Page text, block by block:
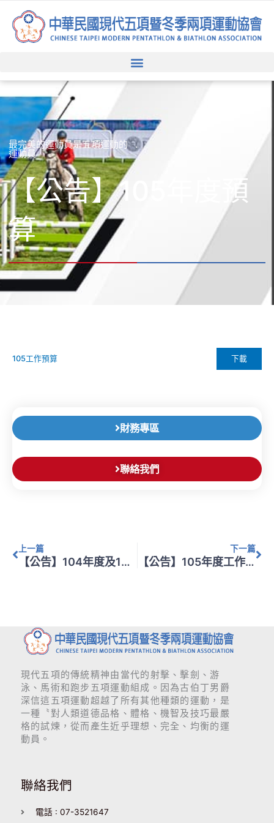
最完美的運動員是五項運動的
運動員
【公告】105年度預
算
105工作預算 下載
財務專區
聯絡我們
上一篇
【公告】104年度及105年度財務報告
下一篇
【公告】105年度工作計畫經費表
現代五項的傳統精神由當代的射擊、擊劍、游
泳、馬術和跑步五項運動組成。因為古伯丁男爵
深信這五項運動超越了所有其他種類的運動，是
一種〝對人類道德品格、體格、機智及技巧最嚴
格的試煉，從而產生近乎理想、完全、均衡的運
動員。
聯絡我們
電話 : 07-3521647